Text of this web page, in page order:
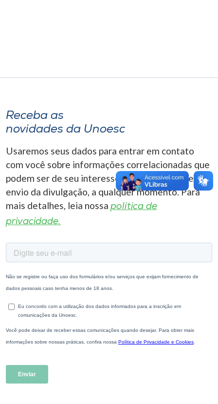
A+
Receba as
novidades da Unoesc
Usaremos seus dados para entrar em contato
com você sobre informações correlacionadas que
podem ser de seu interesse. Você pode cancelar o
envio da divulgação, a qualquer momento. Para
mais detalhes, leia nossa política de
privacidade.